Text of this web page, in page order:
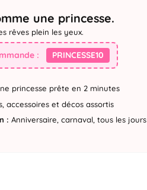
une princesse.
rêves plein les yeux.
: PRINCESSE10
princesse prête en 2 minutes
accessoires et décos assortis
: Anniversaire, carnaval, tous les jours